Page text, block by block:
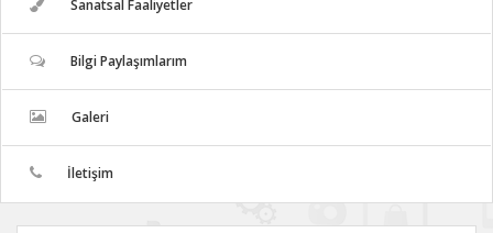
Sanatsal Faaliyetler
Bilgi Paylaşımlarım
Galeri
İletişim